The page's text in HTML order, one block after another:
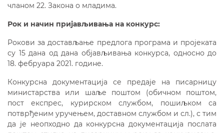
чланом 22. Закона о младима.
Рок и начин пријављивања на конкурс:
Рокови за достављање предлога програма и пројеката
су 15 дана од дана објављивања конкурса, односно до
18. фебруара 2021. године.
Конкурсна документација се предаје на писарницу
министарства или шаље поштом (обичном поштом,
пост експрес, курирском службом, пошиљком са
потврђеним уручењем, доставном службом и сл.), с тим
да је неопходно да конкурсна документација послата